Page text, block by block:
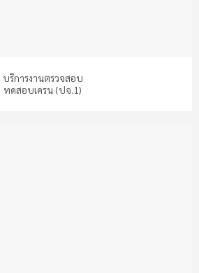
บริการงานตรวจสอบ
ทดสอบเครน (ปจ.1)